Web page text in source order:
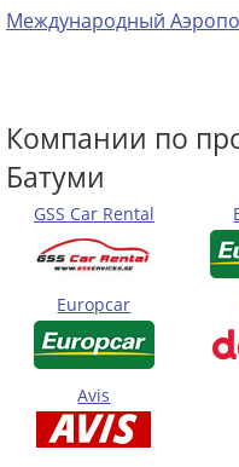
Международный
Компании по
Батуми
GSS Car Rental
Europcar
Avis